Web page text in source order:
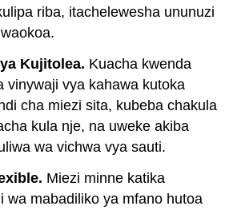
riba, itachelewesha ununuzi
Kujitolea. Kuacha kwenda
vinywaji vya kahawa kutoka
cha miezi sita, kubeba chakula
kula nje, na uweke akiba
wa vichwa vya sauti.
Miezi minne katika
wa mabadiliko ya mfano hutoa